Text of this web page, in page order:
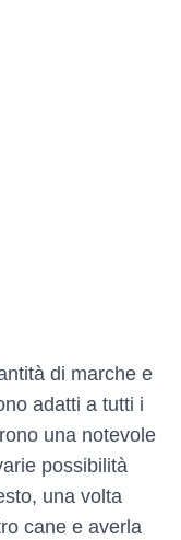
di marche e
adatti a tutti i
una notevole
possibilità
una volta
cane e averla